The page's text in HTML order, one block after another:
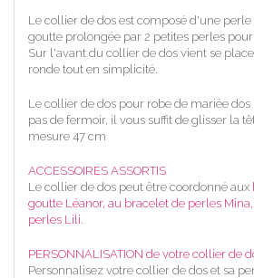
Le collier de dos est composé d'une
goutte prolongée par 2 petites perles
Sur l'avant du collier de dos vient se
ronde tout en simplicité.
Le collier de dos pour robe de mariée
pas de fermoir, il vous suffit de glisser la
mesure 47 cm
ACCESSOIRES ASSORTIS
Le collier de dos peut être coordonné aux
goutte Léanor, au bracelet de perles
perles Lili.
PERSONNALISATION de votre collier de
Personnalisez votre collier de dos et sa